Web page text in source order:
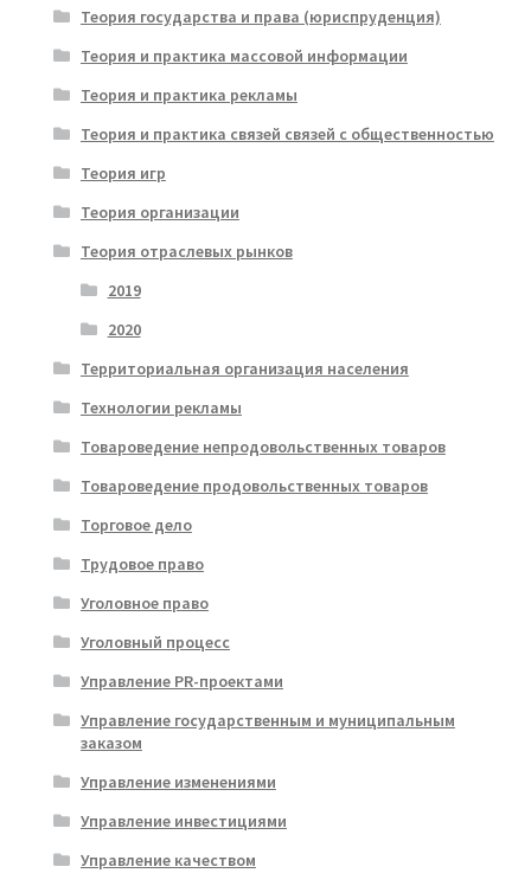
Теория государства и права (юриспруденция)
Теория и практика массовой информации
Теория и практика рекламы
Теория и практика связей связей с общественностью
Теория игр
Теория организации
Теория отраслевых рынков
2019
2020
Территориальная организация населения
Технологии рекламы
Товароведение непродовольственных товаров
Товароведение продовольственных товаров
Торговое дело
Трудовое право
Уголовное право
Уголовный процесс
Управление PR-проектами
Управление государственным и муниципальным
заказом
Управление изменениями
Управление инвестициями
Управление качеством